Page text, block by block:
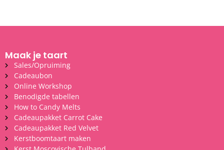
Maak je taart
Sales/Opruiming
Cadeaubon
Online Workshop
Benodigde tabellen
How to Candy Melts
Cadeaupakket Carrot Cake
Cadeaupakket Red Velvet
Kerstboomtaart maken